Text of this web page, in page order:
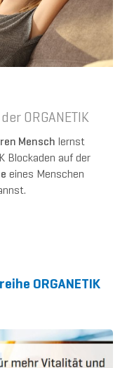
ORGANETIK
Mensch lernst
Blockaden auf der
eines Menschen
ORGANETIK